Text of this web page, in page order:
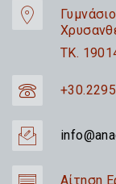
TK.
Αίτηση